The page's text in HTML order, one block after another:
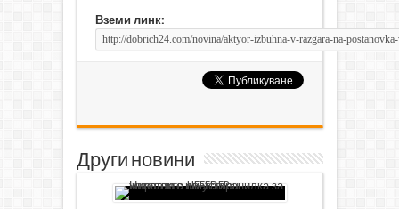
Вземи линк:
Други новини